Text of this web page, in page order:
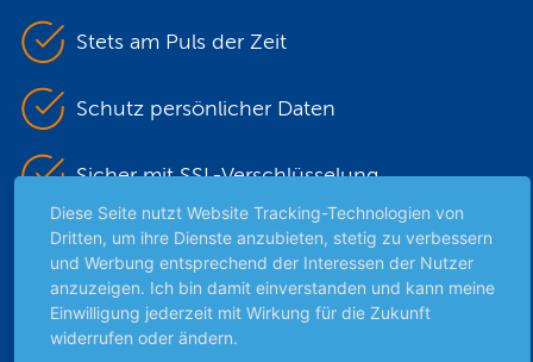
Stets am Puls der Zeit
Schutz persönlicher Daten
Sicher mit SSL-Verschlüsselung
Highlights
Archiv
Börsenbericht
Diese Seite nutzt Website Tracking-Technologien von
Dritten, um ihre Dienste anzubieten, stetig zu verbessern
und Werbung entsprechend der Interessen der Nutzer
anzuzeigen. Ich bin damit einverstanden und kann meine
Einwilligung jederzeit mit Wirkung für die Zukunft
widerrufen oder ändern.